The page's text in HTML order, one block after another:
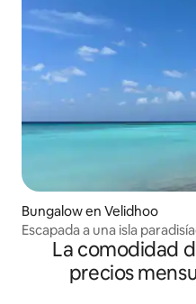
Bungalow en Velidhoo
Escapada a una isla
La comodidad
precios